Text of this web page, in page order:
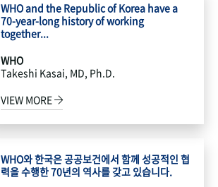
WHO and the Republic of Korea have a
70-year-long history of working
together...
WHO
Takeshi Kasai, MD, Ph.D.
VIEW MORE
WHO와 한국은 공공보건에서 함께 성공적인 협
력을 수행한 70년의 역사를 갖고 있습니다.